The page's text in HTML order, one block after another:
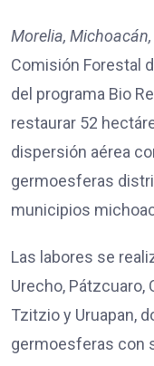
Morelia,
Comisión Forestal
del programa Bio
restaurar 52
dispersión aérea
germoesferas
municipios
Las labores se
Urecho, Pátzcuaro,
Tzitzio y Uruapan,
germoesferas con